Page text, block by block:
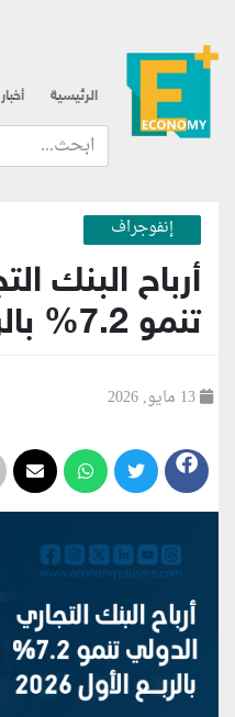
الرئيسية أخبار
ابحث عن... :
إنفوجراف
أرباح البنك
تنمو 7.2% بالربع الأول 2026